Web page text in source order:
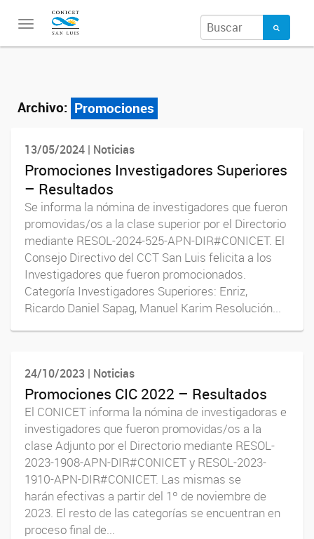
Toggle
Archivo: Promociones
13/05/2024 | Noticias
Promociones Investigadores Superiores
– Resultados
Se informa la nómina de investigadores que fueron
promovidas/os a la clase superior por el Directorio
mediante RESOL-2024-525-APN-DIR#CONICET. El
Consejo Directivo del CCT San Luis felicita a los
Investigadores que fueron promocionados.
Categoría Investigadores Superiores: Enriz,
Ricardo Daniel Sapag, Manuel Karim Resolución...
24/10/2023 | Noticias
Promociones CIC 2022 – Resultados
El CONICET informa la nómina de investigadoras e
investigadores que fueron promovidas/os a la
clase Adjunto por el Directorio mediante RESOL-
2023-1908-APN-DIR#CONICET y RESOL-2023-
1910-APN-DIR#CONICET. Las mismas se
harán efectivas a partir del 1º de noviembre de
2023. El resto de las categorías se encuentran en
proceso final de...